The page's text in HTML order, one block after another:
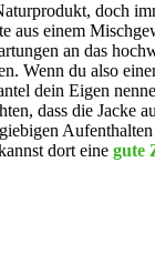
doch
aus einem
an das
Wenn du also
dein Eigen
dass die Jacke
dort eine gute